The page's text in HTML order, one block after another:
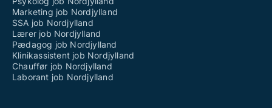
Marketing job Nordjylland
SSA job Nordjylland
Lærer job Nordjylland
Pædagog job Nordjylland
Klinikassistent job Nordjylland
Chauffør job Nordjylland
Laborant job Nordjylland